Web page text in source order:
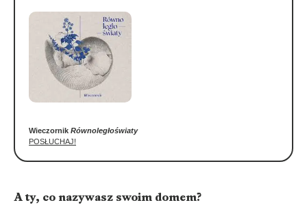
Wieczornik Równoległoświaty
POSŁUCHAJ!
A ty, co nazywasz swoim domem?